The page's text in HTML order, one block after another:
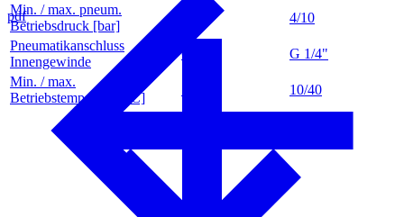
Min. / max. pneum.
Betriebsdruck [bar]
4/10
Pneumatikanschluss
Innengewinde
G 1/4"
G 1/4"
Min. / max.
Betriebstemperatur [°C]
10/40
pdf